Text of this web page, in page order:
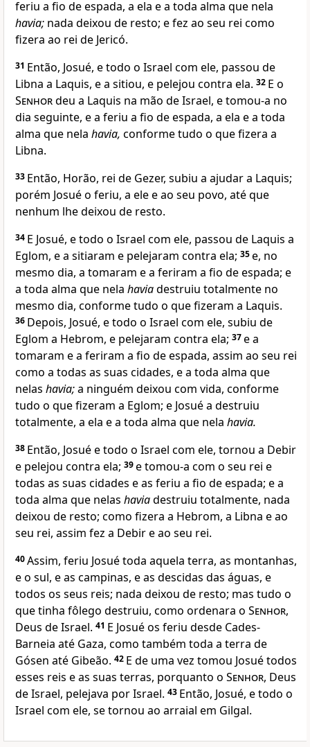
feriu a fio de espada, a ela e a toda alma que nela
havia; nada deixou de resto; e fez ao seu rei como
fizera ao rei de Jericó.
31 Então, Josué, e todo o Israel com ele, passou de
Libna a Laquis, e a sitiou, e pelejou contra ela. 32 E o
Senhordeu a Laquis na mão de Israel, e tomou-a no
dia seguinte, e a feriu a fio de espada, a ela e a toda
alma que nela havia, conforme tudo o que fizera a
Libna.
33 Então, Horão, rei de Gezer, subiu a ajudar a Laquis;
porém Josué o feriu, a ele e ao seu povo, até que
nenhum lhe deixou de resto.
34 E Josué, e todo o Israel com ele, passou de Laquis a
Eglom, e a sitiaram e pelejaram contra ela; 35e, no
mesmo dia, a tomaram e a feriram a fio de espada; e
a toda alma que nela haviadestruiu totalmente no
mesmo dia, conforme tudo o que fizeram a Laquis.
36 Depois, Josué, e todo o Israel com ele, subiu de
Eglom a Hebrom, e pelejaram contra ela; 37e a
tomaram e a feriram a fio de espada, assim ao seu rei
como a todas as suas cidades, e a toda alma que
nelas havia;a ninguém deixou com vida, conforme
tudo o que fizeram a Eglom; e Josué a destruiu
totalmente, a ela e a toda alma que nela havia.
38 Então, Josué e todo o Israel com ele, tornou a Debir
e pelejou contra ela; 39e tomou-a com o seu rei e
todas as suas cidades e as feriu a fio de espada; e a
toda alma que nelas haviadestruiu totalmente, nada
deixou de resto; como fizera a Hebrom, a Libna e ao
seu rei, assim fez a Debir e ao seu rei.
40Assim, feriu Josué toda aquela terra, as montanhas,
e o sul, e as campinas, e as descidas das águas, e
todos os seus reis; nada deixou de resto; mas tudo o
que tinha fôlego destruiu, como ordenara o Senhor,
Deus de Israel. 41 E Josué os feriu desde Cades-
Barneia até Gaza, como também toda a terra de
Gósen até Gibeão. 42 E de uma vez tomou Josué todos
esses reis e as suas terras, porquanto o Senhor, Deus
de Israel, pelejava por Israel. 43 Então, Josué, e todo o
Israel com ele, se tornou ao arraial em Gilgal.